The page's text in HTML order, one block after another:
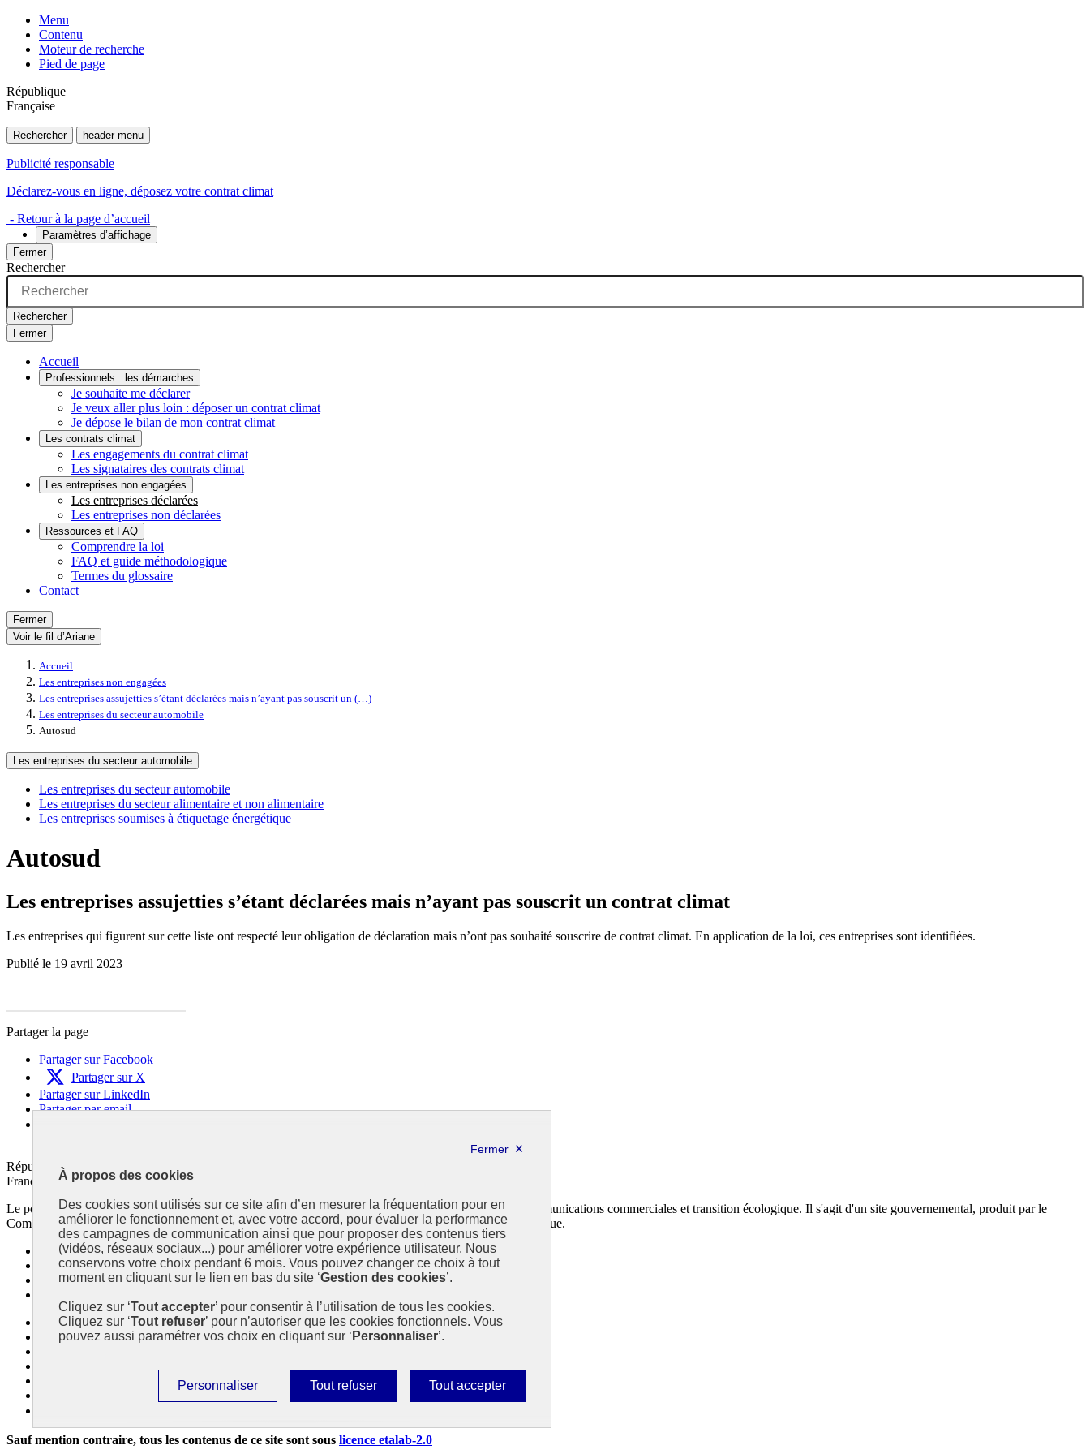
Menu
Contenu
Moteur de recherche
Pied de page
République
Française
Rechercher header menu
Publicité responsable
Déclarez-vous en ligne, déposez votre contrat climat
- Retour à la page d’accueil
Paramètres d’affichage
Fermer
Rechercher
Rechercher
Fermer
Accueil
Professionnels : les démarches
Je souhaite me déclarer
Je veux aller plus loin : déposer un contrat climat
Je dépose le bilan de mon contrat climat
Les contrats climat
Les engagements du contrat climat
Les signataires des contrats climat
Les entreprises non engagées
Les entreprises déclarées
Les entreprises non déclarées
Ressources et FAQ
Comprendre la loi
FAQ et guide méthodologique
Termes du glossaire
Contact
Fermer
Voir le fil d’Ariane
Accueil
Les entreprises non engagées
Les entreprises assujetties s’étant déclarées mais n’ayant pas souscrit un (…)
Les entreprises du secteur automobile
Autosud
Les entreprises du secteur automobile
Les entreprises du secteur automobile
Les entreprises du secteur alimentaire et non alimentaire
Les entreprises soumises à étiquetage énergétique
Autosud
Les entreprises assujetties s’étant déclarées mais n’ayant pas souscrit un contrat climat
Les entreprises qui figurent sur cette liste ont respecté leur obligation de déclaration mais n’ont pas souhaité souscrire de contrat climat. En application de la loi, ces entreprises sont identifiées.
Publié le 19 avril 2023
Partager la page
Partager sur Facebook
Partager sur X
Partager sur LinkedIn
Partager par email
République
Française
Le portail est conçu pour être le point d'accès national à la déclaration et au dépôt des contrats climat communications commerciales et transition écologique. Il s'agit d'un site gouvernemental, produit par le
Commissariat général au développement durable (CGDD), direction du ministère de la Transition écologique.
info.gouv.fr- ouvre une nouvelle fenêtre
service-public.fr - ouvre une nouvelle fenêtre
legifrance.gouv.fr/- ouvre une nouvelle fenêtre
Plan du site
Accessibilité : partiellement conforme
Sauf mention contraire, tous les contenus de ce site sont sous licence etalab-2.0
À propos des cookies
Des cookies sont utilisés sur ce site afin d’en mesurer la fréquentation pour en
améliorer le fonctionnement et, avec votre accord, pour évaluer la performance
des campagnes de communication ainsi que pour proposer des contenus tiers
(vidéos, réseaux sociaux...) pour améliorer votre expérience utilisateur. Nous
conservons votre choix pendant 6 mois. Vous pouvez changer ce choix à tout
moment en cliquant sur le lien en bas du site ‘Gestion des cookies’.
Cliquez sur ‘Tout accepter’ pour consentir à l’utilisation de tous les cookies.
Cliquez sur ‘Tout refuser’ pour n’autoriser que les cookies fonctionnels. Vous
pouvez aussi paramétrer vos choix en cliquant sur ‘ Personnaliser’.
Tout accepter
Autoriser
tous
cookies
Tout refuser
Interdire
tous
cookies
Personnaliser
Paramétrer
les